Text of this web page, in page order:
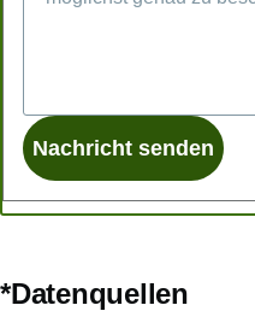
*Datenquellen